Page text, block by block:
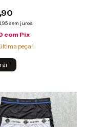
sem juros
com Pix
peça!